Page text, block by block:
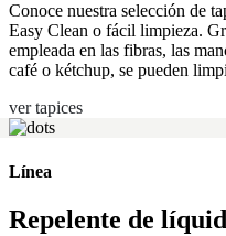
Conoce nuestra selección de
Easy Clean o fácil limpieza.
empleada en las fibras, las
café o kétchup, se pueden
ver tapices
Línea
Repelente de